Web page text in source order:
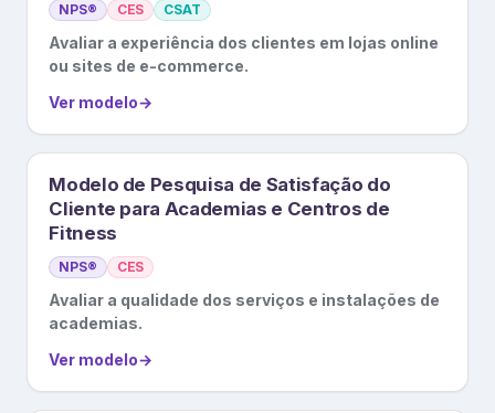
NPS® CES CSAT
Avaliar a experiência dos clientes em lojas online
ou sites de e-commerce.
Ver modelo→
Modelo de Pesquisa de Satisfação do
Cliente para Academias e Centros de
Fitness
NPS® CES
Avaliar a qualidade dos serviços e instalações de
academias.
Ver modelo→